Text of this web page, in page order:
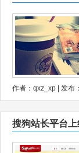
作者：qxz_xp | 发布
搜狗站长平台